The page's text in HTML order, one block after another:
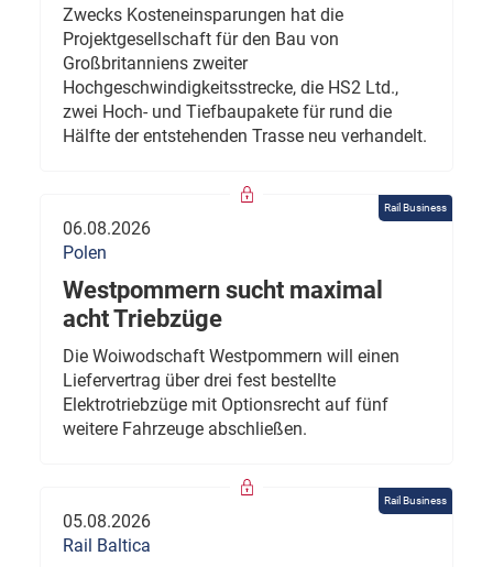
Zwecks Kosteneinsparungen hat die
Projektgesellschaft für den Bau von
Großbritanniens zweiter
Hochgeschwindigkeitsstrecke, die HS2 Ltd.,
zwei Hoch- und Tiefbaupakete für rund die
Hälfte der entstehenden Trasse neu verhandelt.
Rail Business
06.08.2026
Polen
Westpommern sucht maximal
acht Triebzüge
Die Woiwodschaft Westpommern will einen
Liefervertrag über drei fest bestellte
Elektrotriebzüge mit Optionsrecht auf fünf
weitere Fahrzeuge abschließen.
Rail Business
05.08.2026
Rail Baltica